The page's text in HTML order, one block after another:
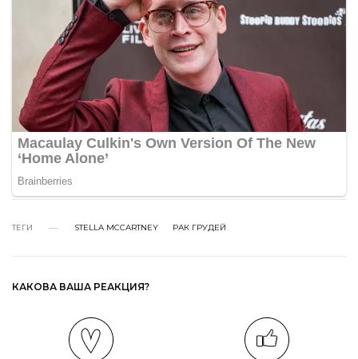
ТЕГИ STELLA MCCARTNEY РАК ГРУДЕЙ
КАКОВА ВАША РЕАКЦИЯ?